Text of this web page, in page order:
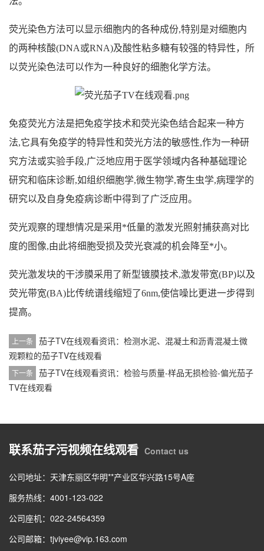
荧光染色方法可以显示细胞内的各种成份,特别是对细胞内
的两种核酸(DNA或RNA)及酸性粘多糖有较强的特异性，所
以荧光染色法可以作为一种良好的细胞化学方法。
免疫荧光方法是把免疫学技术和荧光染色结合起来一种方
法,它具有免疫学的特异性和荧光方法的敏感性,作为一种研
究方法或实验手段,广泛地应用于医学领域内各种基础理论
研究和临床诊断,如组织细胞学,微生物学,寄生虫学,病理学的
研究以及自身免疫病诊断中得到了广泛应用。
荧光观察的理想情况是采用*低量的激发光照射捕获高对比
度的图像,由此将细胞受损及荧光衰减的机会降至*小。
荧光激发块的干涉膜采用了新型镀膜技术,激发带宽(BP)以及
荧光带宽(BA)比传统谱线缩短了6nm,使信噪比更进一步得到
提高。
上一条
茄子TV在线观看资讯：检测水泥、混凝土和沥青混凝土微
观颗粒的茄子TV在线观看
下一条
茄子TV在线观看资讯：检验与质量-样品无损检验-偏光茄子
TV在线观看
联系茄子污视频在线观看 Contact us
公司地址：天津东丽区华明**产业区华兴路15号A座
服务热线：4001-123-022
公司座机：022-24564359
公司邮箱：tjviyee@vip.163.com